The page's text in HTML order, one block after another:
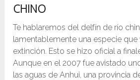
CHINO
Te hablaremos del delfín de río
lamentablemente una especie que
extinción. Esto se hizo oficial a
Aunque en el 2007 fue avistado
las aguas de Anhui, una provincia